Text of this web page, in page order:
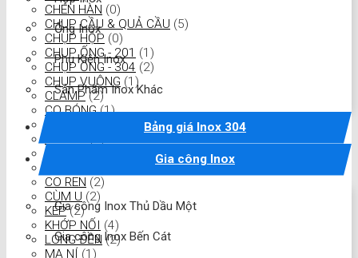
Ống Inox
Phụ Kiện Inox
Sản Phẩm Inox Khác
Bảng giá Inox 304
Gia công Inox
Gia công Inox Thủ Dầu Một
Gia công Inox Bến Cát
CHÉN HÀN (0)
CHỤP CẦU & QUẢ CẦU (5)
CHỤP HỘP (0)
CHỤP ỐNG - 201 (1)
CHỤP ỐNG - 304 (2)
CHỤP VUÔNG (1)
CLAMP (2)
CO BÓNG (1)
CO HÀN
CO REN (2)
CÙM U (2)
KÉP (2)
KHỚP NỐI (4)
LONG ĐỀN (2)
MA NÍ (1)